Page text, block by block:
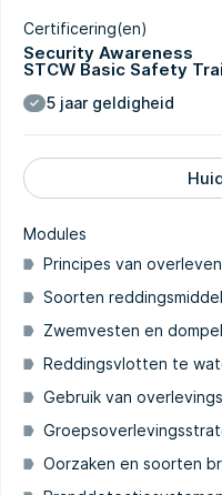
Certificering(en)
Security Awareness
STCW Basic Safety
5 jaar geldigheid
Modules
Principes van
Soorten
Zwemvesten en
Reddingsvlotten te
Gebruik van
Oorzaken en soorten